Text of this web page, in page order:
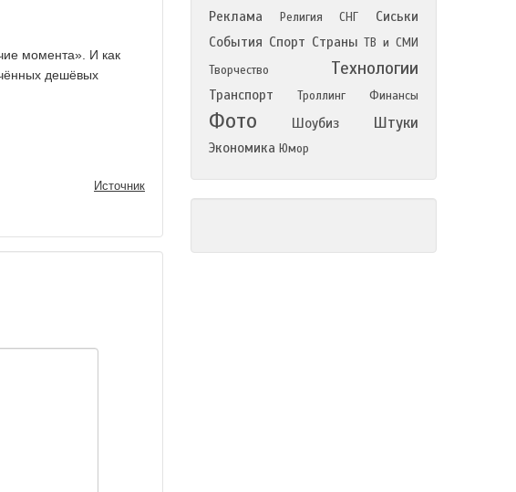
момента». И как
дешёвых
Источник
Реклама Религия СНГ
Сиськи
События Спорт Страны ТВ и СМИ
Творчество
Технологии
Транспорт Троллинг Финансы
Фото Шоубиз Штуки
Экономика Юмор